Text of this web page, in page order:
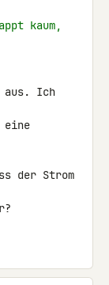
kaum,
aus. Ich
eine
der Strom